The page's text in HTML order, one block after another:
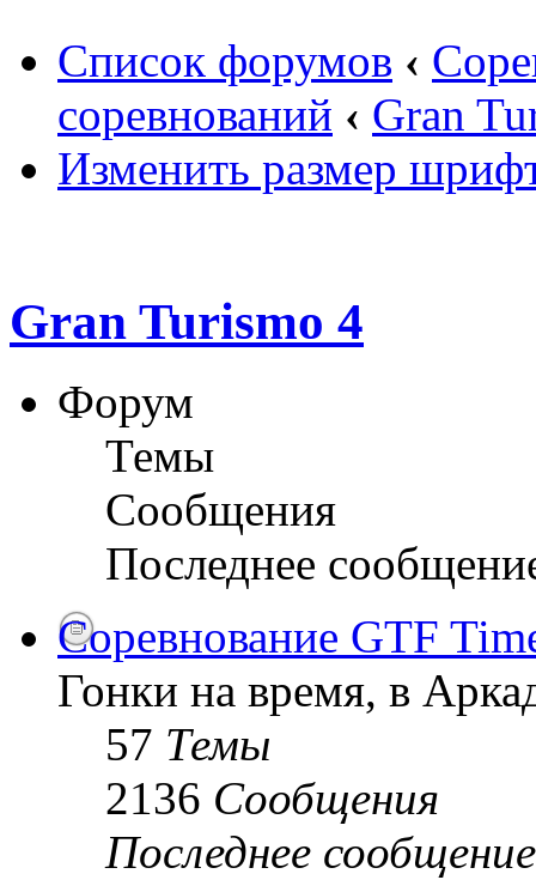
Список форумов ‹
соревнований ‹ Gran
Изменить размер
Gran Turismo 4
Форум
Темы
Сообщения
Последнее
Соревнование GTF
Гонки на время, в
57 Темы
2136 Сообщения
Последнее сообщение